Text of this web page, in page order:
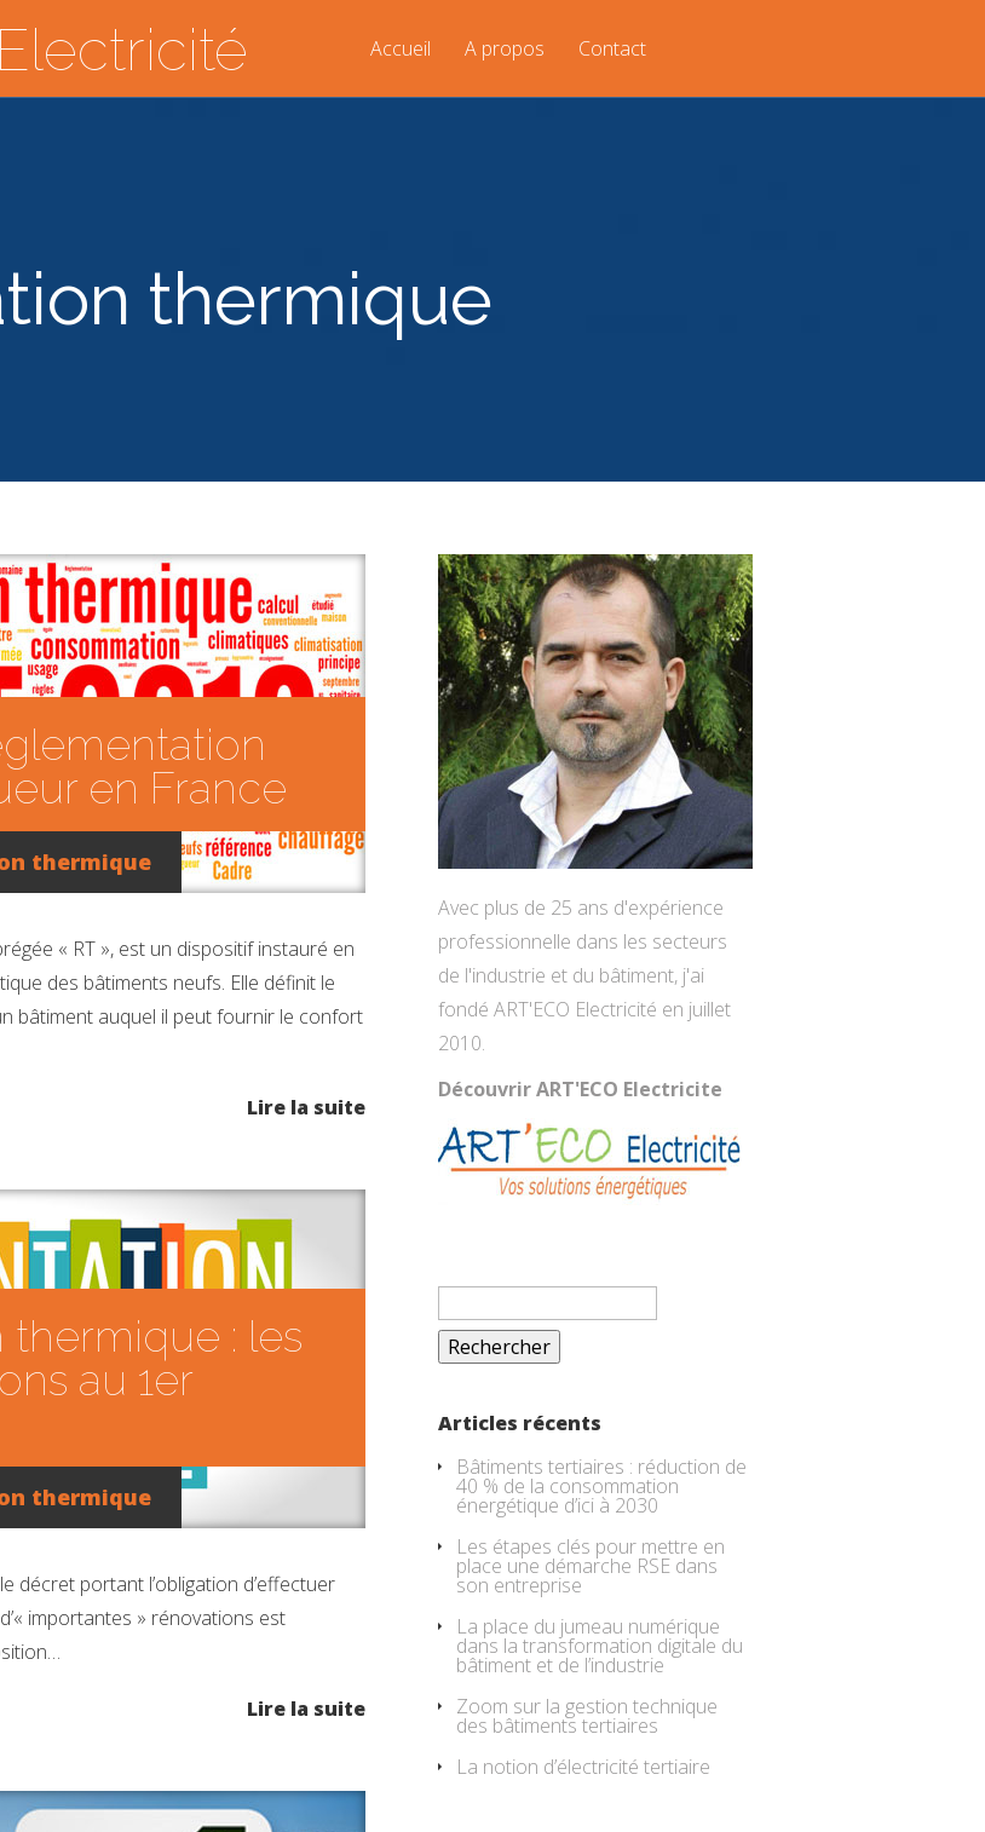
Accueil A propos Contact
thermique
en France
thermique
« RT », est un dispositif instauré en
des bâtiments neufs. Elle définit le
bâtiment auquel il peut fournir le confort
Lire la suite
thermique : les
au 1er
thermique
décret portant l’obligation d’effectuer
importantes » rénovations est
Lire la suite
Avec plus de 25 ans d'expérience
professionnelle dans les secteurs
de l'industrie et du bâtiment, j'ai
fondé ART'ECO Electricité en juillet
2010.
Découvrir ART'ECO Electricite
Rechercher :
Articles récents
Bâtiments tertiaires : réduction de
40 % de la consommation
énergétique d’ici à 2030
Les étapes clés pour mettre en
place une démarche RSE dans
son entreprise
La place du jumeau numérique
dans la transformation digitale du
bâtiment et de l’industrie
Zoom sur la gestion technique
des bâtiments tertiaires
La notion d’électricité tertiaire